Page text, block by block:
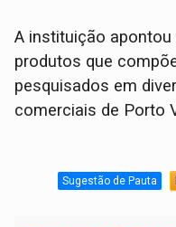
A instituição
produtos que
pesquisados em
comerciais de Porto
Sugestão de Pauta